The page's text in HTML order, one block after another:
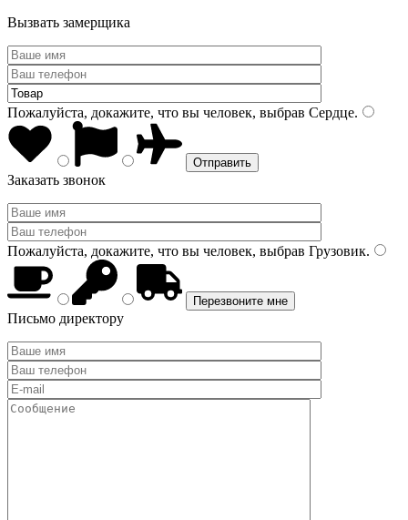
Вызвать замерщика
Пожалуйста, докажите, что вы человек, выбрав Сердце.
Заказать звонок
Пожалуйста, докажите, что вы человек, выбрав Грузовик.
Письмо директору